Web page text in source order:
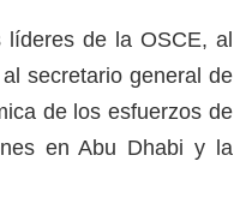
de la OSCE, al
secretario general de
de los esfuerzos de
en Abu Dhabi y la